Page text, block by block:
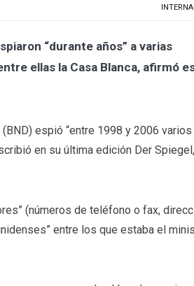
“durante años” a varias
ellas la Casa Blanca, afirmó
espió “entre 1998 y 2006 varios
en su última edición Der Spiegel,
(números de teléfono o fax,
entre los que estaba el